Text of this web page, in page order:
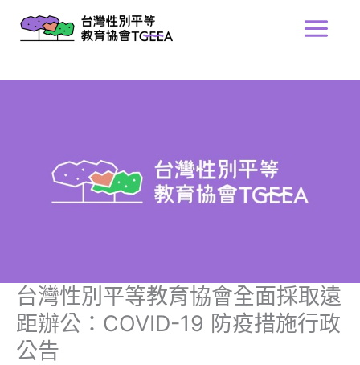
Main
台灣性別平等教育協會全面採取遠
距辦公：COVID-19 防疫措施行政
公告